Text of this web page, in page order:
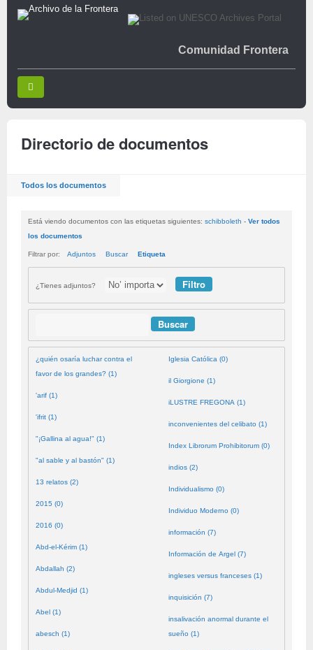
Comunidad Frontera
Directorio de documentos
Todos los documentos
Está viendo documentos con las etiquetas siguientes: schibboleth - Ver todos
los documentos
Filtrar por: Adjuntos Buscar Etiqueta
¿Tienes adjuntos?
¿quién osaría luchar contra el
favor de los grandes? (1)
'arif (1)
'ifrit (1)
"¡Gallina al agua!" (1)
"al sable y al bastón" (1)
13 relatos (2)
2015 (0)
2016 (0)
Abd-el-Kérim (1)
Abdallah (2)
Abdul-Medjid (1)
Abel (1)
abesch (1)
Iglesia Católica (0)
il Giorgione (1)
iLUSTRE FREGONA (1)
inconvenientes del celibato (1)
Index Librorum Prohibitorum (0)
indios (2)
Individualismo (0)
Individuo Moderno (0)
información (7)
Información de Argel (7)
ingleses versus franceses (1)
inquisición (7)
insalivación anormal durante el
sueño (1)